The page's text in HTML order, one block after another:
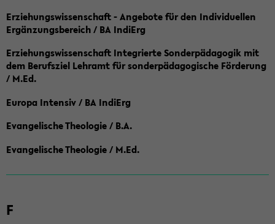
Erziehungswissenschaft - Angebote für den Individuellen
Ergänzungsbereich / BA IndiErg
Erziehungswissenschaft Integrierte Sonderpädagogik mit
dem Berufsziel Lehramt für sonderpädagogische Förderung
/ M.Ed.
Europa Intensiv / BA IndiErg
Evangelische Theologie / B.A.
Evangelische Theologie / M.Ed.
F